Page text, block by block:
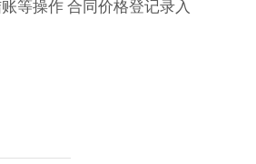
等操作 合同价格登记录入